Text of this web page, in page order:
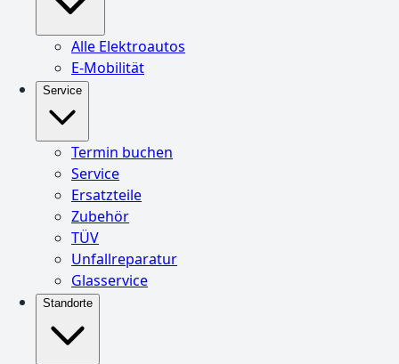
Alle Elektroautos
E-Mobilität
Service
Termin buchen
Service
Ersatzteile
Zubehör
TÜV
Unfallreparatur
Glasservice
Standorte